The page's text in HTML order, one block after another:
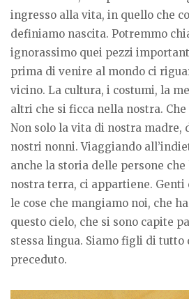
ingresso alla vita, in quello che
definiamo nascita. Potremmo
ignorassimo quei pezzi
prima di venire al mondo ci
vicino. La cultura, i costumi, la
altri che si ficca nella nostra.
Non solo la vita di nostra madre,
nostri nonni. Viaggiando
anche la storia delle persone
nostra terra, ci appartiene. Genti
le cose che mangiamo noi, che
questo cielo, che si sono capite
stessa lingua. Siamo figli di tutto
preceduto.